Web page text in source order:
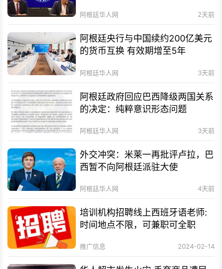
阿根廷华人网 2天前
阿根廷央行与中国续约200亿美元
的货币互换 有效期增至5年
阿根廷华人网 3天前
阿根廷政府回应巴西降级两国关系
的决定：纯粹意识形态问题
阿根廷华人网 3天前
外交冲突：米莱一再批评卢拉，巴
西暂不向阿根廷派驻大使
阿根廷华人网 4天前
培训机构招聘线上西班牙语老师:
时间地点不限，可兼职可全职
推广信息 2024-02-14